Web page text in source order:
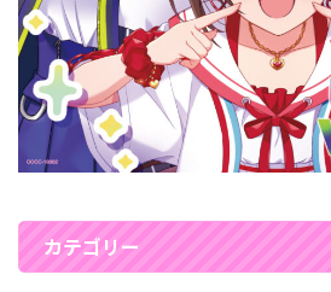
カテゴリー